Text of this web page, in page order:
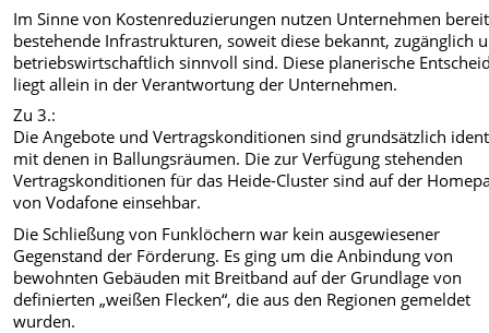
Im Sinne von Kostenreduzierungen nutzen Unternehmen
bestehende Infrastrukturen, soweit diese bekannt, zugänglich
betriebswirtschaftlich sinnvoll sind. Diese planerische
liegt allein in der Verantwortung der Unternehmen.
Zu 3.:
Die Angebote und Vertragskonditionen sind grundsätzlich
mit denen in Ballungsräumen. Die zur Verfügung stehenden
Vertragskonditionen für das Heide-Cluster sind auf der
von Vodafone einsehbar.
Die Schließung von Funklöchern war kein ausgewiesener
Gegenstand der Förderung. Es ging um die Anbindung von
bewohnten Gebäuden mit Breitband auf der Grundlage von
definierten „weißen Flecken“, die aus den Regionen gemeldet
wurden.